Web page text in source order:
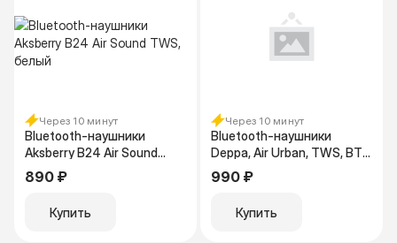
Через 10 минут
Bluetooth-наушники
Aksberry B24 Air Sound
TWS, белый
890 ₽
Купить
Через 10 минут
Bluetooth-наушники
Deppa, Air Urban, TWS, BT
5.3., 320 мАч, черный
44228
990 ₽
Купить